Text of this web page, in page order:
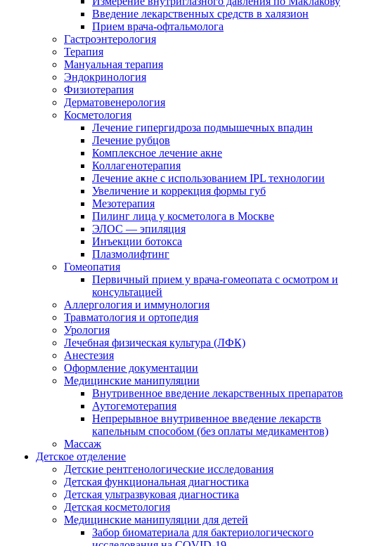
Введение лекарственных средств в халязион
Прием врача-офтальмолога
Гастроэнтерология
Терапия
Мануальная терапия
Эндокринология
Физиотерапия
Дерматовенерология
Косметология
Лечение гипергидроза подмышечных впадин
Лечение рубцов
Комплексное лечение акне
Коллагенотерапия
Лечение акне с использованием IPL технологии
Увеличение и коррекция формы губ
Мезотерапия
Пилинг лица у косметолога в Москве
ЭЛОС — эпиляция
Инъекции ботокса
Плазмолифтинг
Гомеопатия
Первичный прием у врача-гомеопата с осмотром и
консультацией
Аллергология и иммунология
Травматология и ортопедия
Урология
Лечебная физическая культура (ЛФК)
Анестезия
Оформление документации
Медицинские манипуляции
Внутривенное введение лекарственных препаратов
Аутогемотерапия
Непрерывное внутривенное введение лекарств
капельным способом (без оплаты медикаментов)
Массаж
Детское отделение
Детские рентгенологические исследования
Детская функциональная диагностика
Детская ультразвуковая диагностика
Детская косметология
Медицинские манипуляции для детей
Забор биоматериала для бактериологического